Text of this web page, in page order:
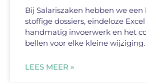
Bij Salariszaken hebben we een
stoffige dossiers, eindeloze Excel
handmatig invoerwerk en het
bellen voor elke kleine
LEES MEER »